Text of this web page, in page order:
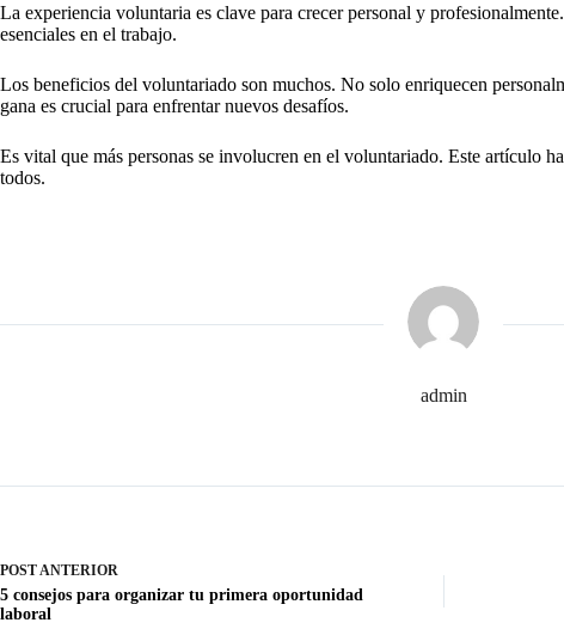
La experiencia voluntaria es clave para crecer personal y
esenciales en el trabajo.
Los beneficios del voluntariado son muchos. No solo enriquecen
gana es crucial para enfrentar nuevos desafíos.
Es vital que más personas se involucren en el voluntariado. Este artículo
todos.
admin
POST ANTERIOR
5 consejos para organizar tu primera oportunidad
laboral